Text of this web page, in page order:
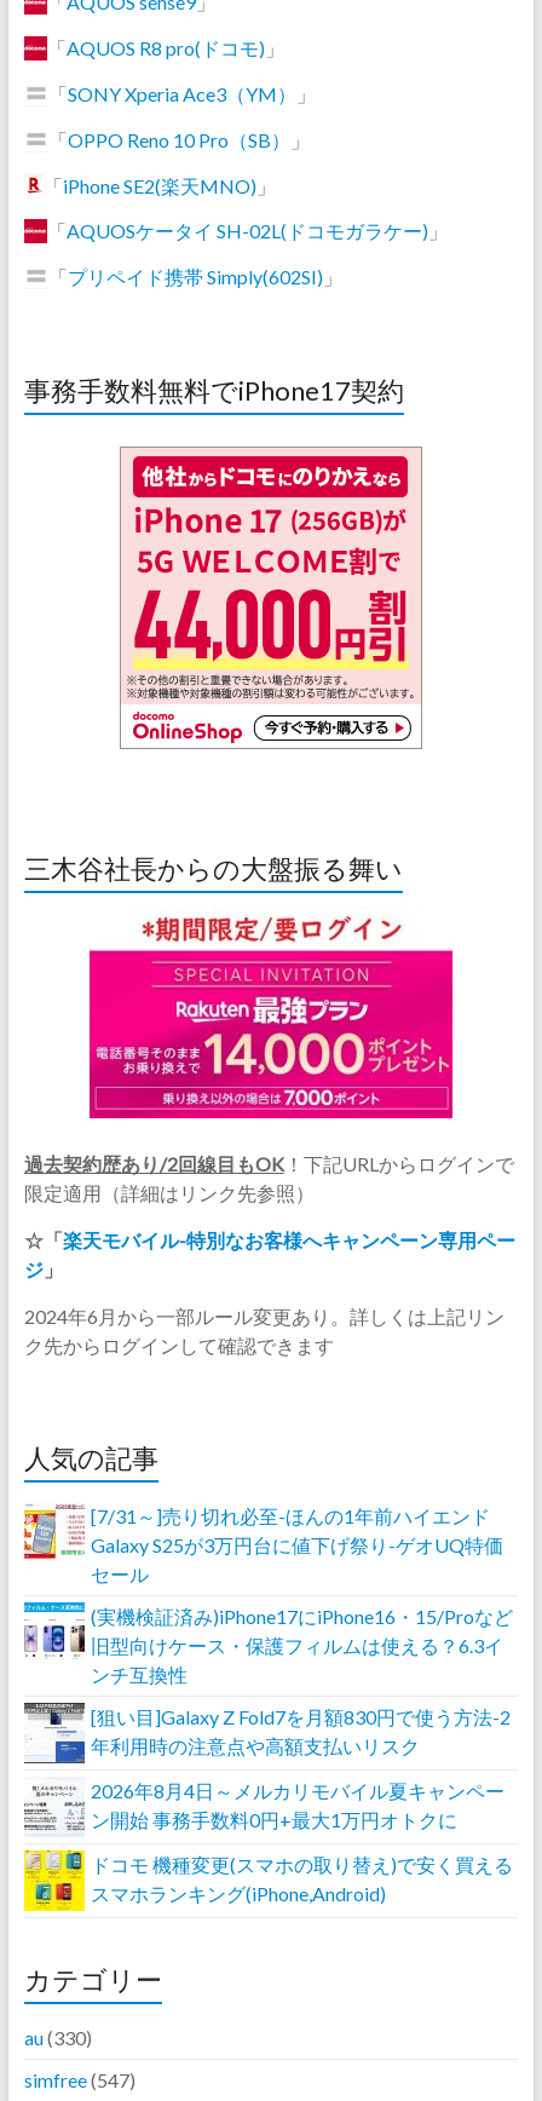
「AQUOS R8 pro(ドコモ)」
「SONY Xperia Ace3（YM）
」
「OPPO Reno 10 Pro（SB）
」
「iPhone SE2(楽天MNO)」
「AQUOSケータイ SH-02L(ドコモガラケー)」
「プリペイド携帯 Simply(602SI)」
事務手数料無料でiPhone17契約
三木谷社長からの大盤振る舞い
過去契約歴あり/2回線目もOK！下記URLからログインで
限定適用（詳細はリンク先参照）
☆「楽天モバイル-特別なお客様へキャンペーン専用ペー
ジ」
2024年6月から一部ルール変更あり。詳しくは上記リン
ク先からログインして確認できます
人気の記事
[7/31～]売り切れ必至-ほんの1年前ハイエンド
Galaxy S25が3万円台に値下げ祭り-ゲオUQ特価
セール
(実機検証済み)iPhone17にiPhone16・15/Proなど
旧型向けケース・保護フィルムは使える？6.3イ
ンチ互換性
[狙い目]Galaxy Z Fold7を月額830円で使う方法-2
年利用時の注意点や高額支払いリスク
2026年8月4日～メルカリモバイル夏キャンペー
ン開始 事務手数料0円+最大1万円オトクに
ドコモ 機種変更(スマホの取り替え)で安く買える
スマホランキング(iPhone,Android)
カテゴリー
au(330)
simfree(547)